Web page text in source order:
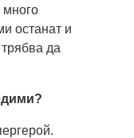
много
останат и
да